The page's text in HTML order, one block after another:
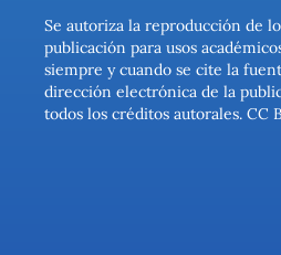
Se autoriza la reproducción de
publicación para usos
siempre y cuando se cite la
dirección electrónica de la
todos los créditos autorales. CC